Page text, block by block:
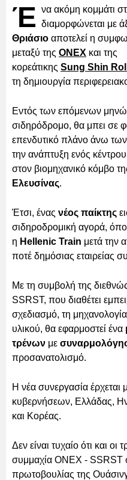
Έ να ακόμη κομμάτι
διαμορφώνεται με
Θριάσιο αποτελεί η
μεταξύ της ONEX και της
κορεάτικης Sung Shin
τη δημιουργία
Εντός των επόμενων
σιδηρόδρομο, θα μπει σε
επενδυτικό πλάνο άνω
την ανάπτυξη ενός
στον βιομηχανικό κόμβο
Ελευσίνας.
Έτσι, ένας νέος παίκτης
σιδηροδρομική αγορά,
η Hellenic Train μετά την
ποτέ δημόσιας εταιρείας
Με τη συμβολή της
SSRST, που διαθέτει
σχεδιασμό, τη
υλικού, θα εφαρμοστεί ένα
τρένων με
προσανατολισμό.
Η νέα συνεργασία έρχεται
κυβερνήσεων, Ελλάδας,
και Κορέας.
Δεν είναι τυχαίο ότι και
συμμαχία ONEX - SSRST
πρωτοβουλίας της